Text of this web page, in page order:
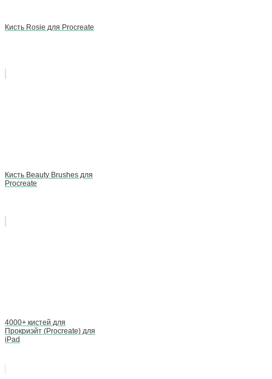
Кисть Rosie для Procreate
Кисть Beauty Brushes для
Procreate
4000+ кистей для
Прокриэйт (Procreate) для
iPad